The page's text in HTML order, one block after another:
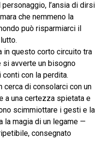
l’ansia di dirsi
che nemmeno la
può risparmiarci il
in questo corto circuito tra
si avverte un bisogno
con la perdita.
cerca di consolarci con un
a una certezza spietata e
scimmiottare i gesti e la
la magia di un legame —
consegnato